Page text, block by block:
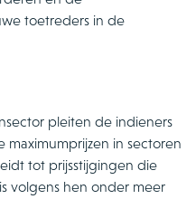
toetreders in de
pleiten de indieners
in sectoren
tot prijsstijgingen die
volgens hen onder meer